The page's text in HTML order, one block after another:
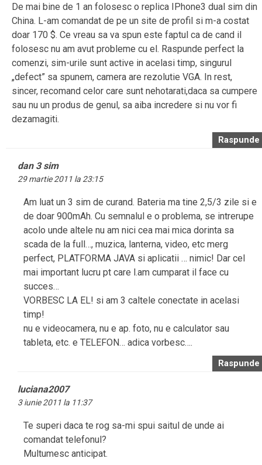
De mai bine de 1 an folosesc o replica IPhone3 dual sim din
China. L-am comandat de pe un site de profil si m-a costat
doar 170 $. Ce vreau sa va spun este faptul ca de cand il
folosesc nu am avut probleme cu el. Raspunde perfect la
comenzi, sim-urile sunt active in acelasi timp, singurul
„defect” sa spunem, camera are rezolutie VGA. In rest,
sincer, recomand celor care sunt nehotarati,daca sa cumpere
sau nu un produs de genul, sa aiba incredere si nu vor fi
dezamagiti.
Raspunde
dan 3 sim
29 martie 2011 la 23:15
Am luat un 3 sim de curand. Bateria ma tine 2,5/3 zile si e
de doar 900mAh. Cu semnalul e o problema, se intrerupe
acolo unde altele nu am nici cea mai mica dorinta sa
scada de la full…, muzica, lanterna, video, etc merg
perfect, PLATFORMA JAVA si aplicatii … nimic! Dar cel
mai important lucru pt care l.am cumparat il face cu
succes…
VORBESC LA EL! si am 3 caltele conectate in acelasi
timp!
nu e videocamera, nu e ap. foto, nu e calculator sau
tableta, etc. e TELEFON… adica vorbesc….
Raspunde
luciana2007
3 iunie 2011 la 11:37
Te superi daca te rog sa-mi spui saitul de unde ai
comandat telefonul?
Multumesc anticipat.